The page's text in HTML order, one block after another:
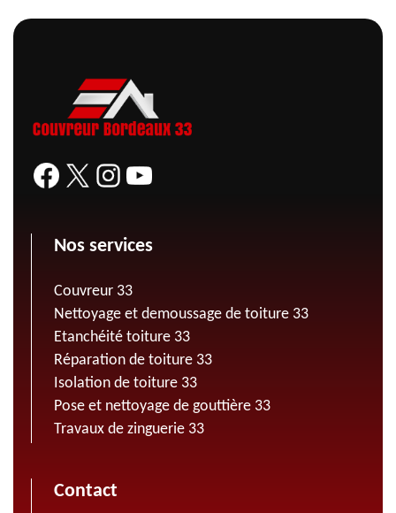
Nos services
Couvreur 33
Nettoyage et demoussage de toiture 33
Etanchéité toiture 33
Réparation de toiture 33
Isolation de toiture 33
Pose et nettoyage de gouttière 33
Travaux de zinguerie 33
Contact